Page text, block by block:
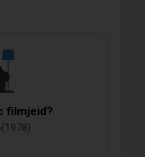
filmjeid?